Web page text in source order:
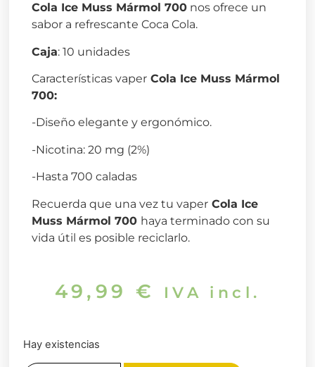
Cola Ice Muss Mármol 700nos ofrece un
sabor a refrescante Coca Cola.
Caja: 10 unidades
Características vaperCola Ice Muss Mármol
700:
-Diseño elegante y ergonómico.
-Nicotina: 20 mg (2%)
-Hasta 700 caladas
Recuerda que una vez tu vaperCola Ice
Muss Mármol 700 haya terminado con su
vida útil es posible reciclarlo.
49,99 € IVA incl.
Hay existencias